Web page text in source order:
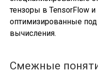
тензоры в TensorFlow и
оптимизированные
вычисления.
Смежные